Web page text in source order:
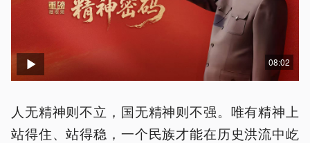
08:02
人无精神则不立，国无精神则不强。唯有精神上
站得住、站得稳，一个民族才能在历史洪流中屹